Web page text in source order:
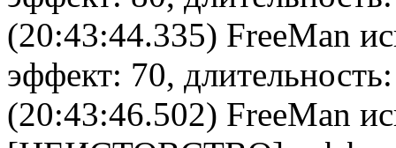
(20:43:44.335) FreeMan
эффект: 70,
(20:43:46.502) FreeMan